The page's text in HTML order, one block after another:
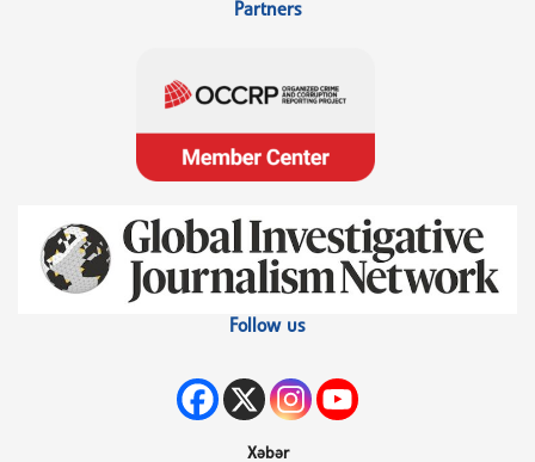
Partners
Follow us
Xəbər